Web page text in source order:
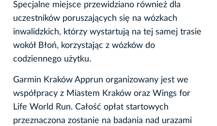
Specjalne miejsce przewidziano również dla
uczestników poruszających się na wózkach
inwalidzkich, którzy wystartują na tej samej trasie
wokół Błoń, korzystając z wózków do
codziennego użytku.
Garmin Kraków Apprun organizowany jest we
współpracy z Miastem Kraków oraz Wings for
Life World Run. Całość opłat startowych
przeznaczona zostanie na badania nad urazami